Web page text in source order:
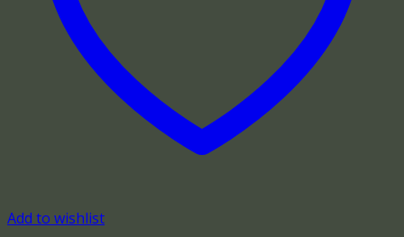
Add to wishlist